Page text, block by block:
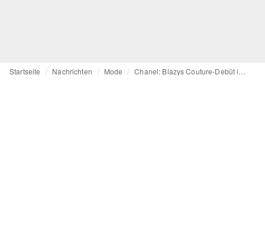
Startseite Nachrichten Mode